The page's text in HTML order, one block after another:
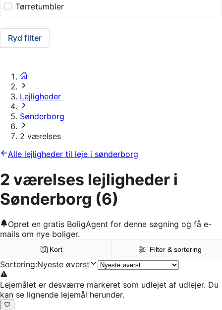
Tørretumbler
Ryd filter
Lejligheder
Sønderborg
2 værelses
Alle lejligheder til leje i sønderborg
2 værelses lejligheder i
Sønderborg (6)
Opret en gratis BoligAgent for denne søgning og få e-
mails om nye boliger.
Kort Filter & sortering
Sortering:Nyeste øverst
Lejemålet er desværre markeret som udlejet af udlejer. Du
kan se lignende lejemål herunder.